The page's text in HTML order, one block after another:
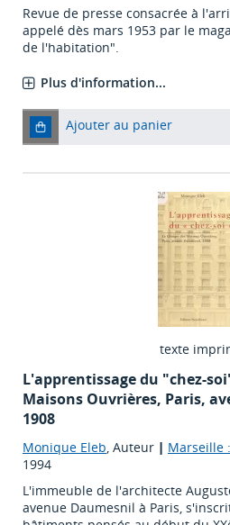
Revue de presse consacrée à
appelé dès mars 1953 par le
de l'habitation".
Plus d'information...
Ajouter au panier
texte
L'apprentissage du "chez-
Maisons Ouvrières, Paris,
1908
Monique Eleb, Auteur | Marseille
1994
L'immeuble de l'architecte
avenue Daumesnil à Paris,